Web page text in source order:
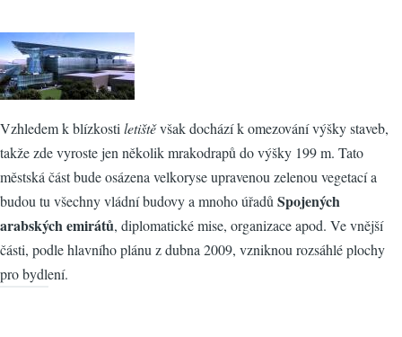
Vzhledem k blízkostiletištěvšak dochází k omezování výšky staveb,
takže zde vyroste jen několik mrakodrapů do výšky 199 m. Tato
městská část bude osázena velkoryse upravenou zelenou vegetací a
budou tu všechny vládní budovy a mnoho úřadůSpojených
arabských emirátů, diplomatické mise, organizace apod. Ve vnější
části, podle hlavního plánu z dubna 2009, vzniknou rozsáhlé plochy
pro bydlení.